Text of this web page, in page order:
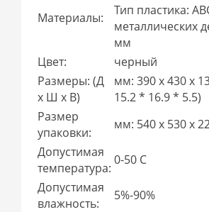
Материалы:
Тип пластика:
металлических
мм
Цвет:
черный
Размеры: (Д
x Ш x В)
мм: 390 x 430 x
15.2 * 16.9 * 5.5)
Размер
упаковки:
мм: 540 x 530 x
Допустимая
температура:
0-50 С
Допустимая
влажность:
5%-90%